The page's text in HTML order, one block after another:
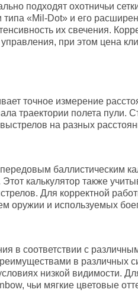
подходят охотничьи
типа «Mil-Dot» и его
их свечения.
при этом цена
точное измерение
траектории полета пули.
на разных
баллистическим
калькулятор также
Для корректной
оружии и используемых
в соответствии с
в
низкой видимости.
чьи мягкие цветовые